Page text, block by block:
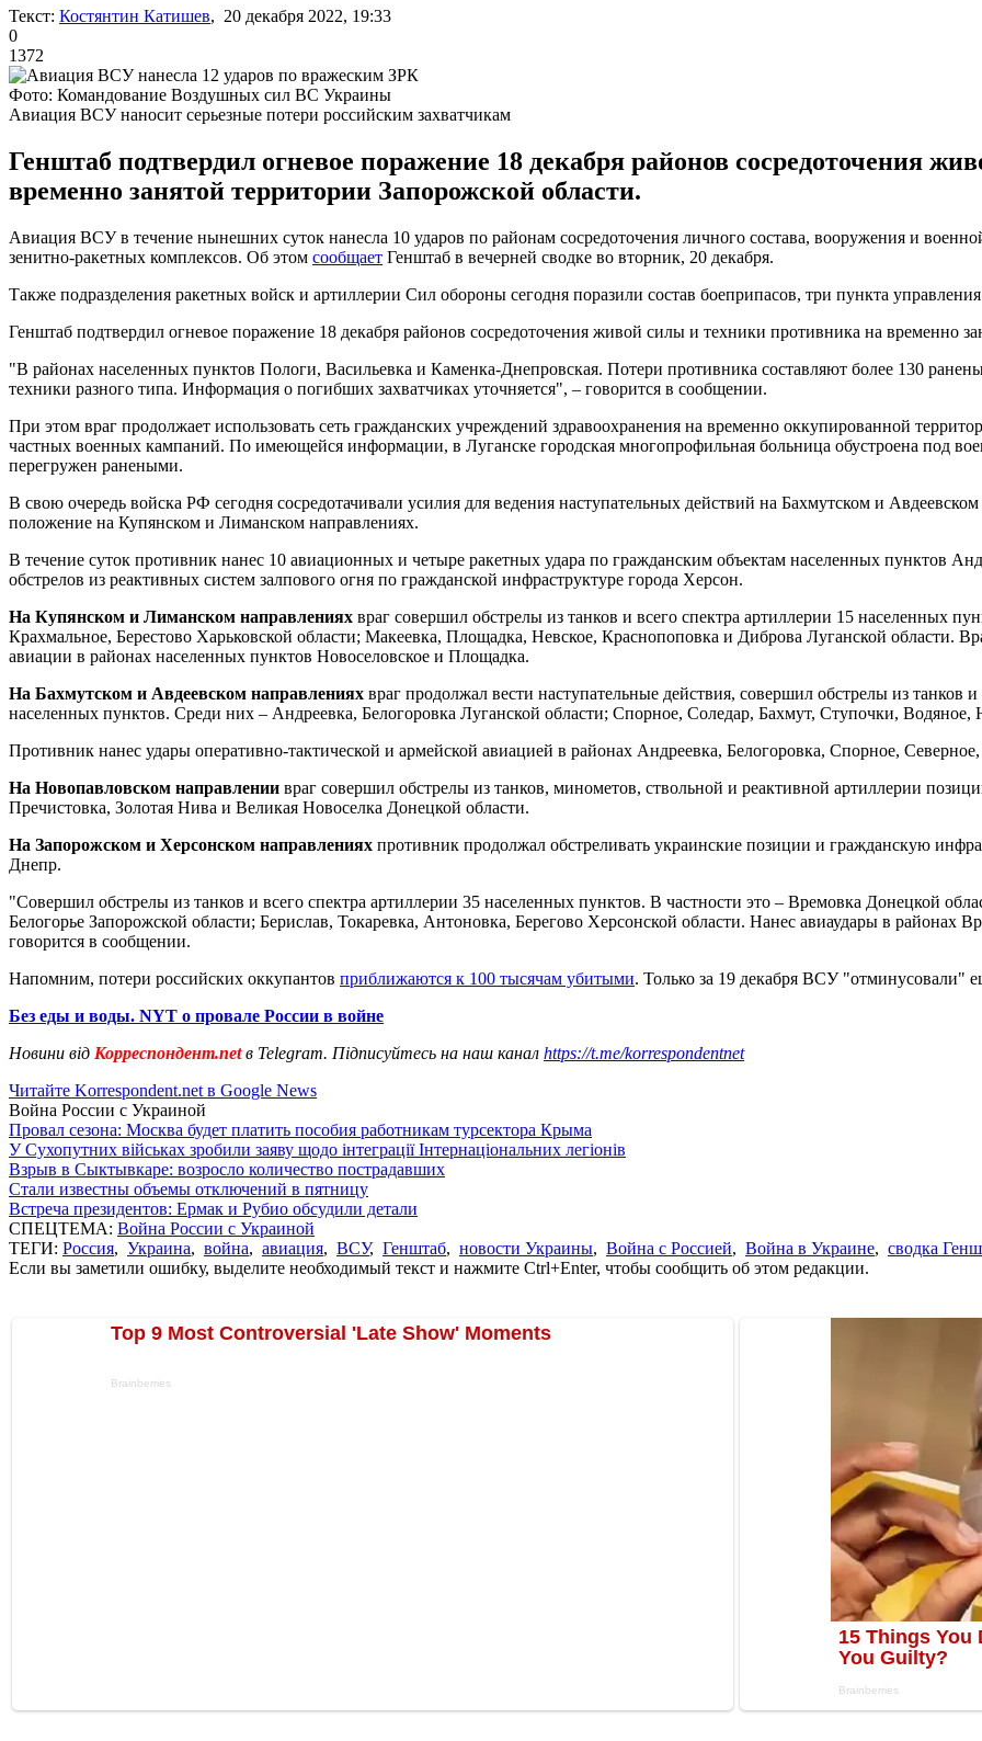
Текст: Костянтин Катишев, 20 декабря 2022, 19:33
0
1372
Фото: Командование Воздушных сил ВС Украины
Авиация ВСУ наносит серьезные потери российским захватчикам
Генштаб подтвердил огневое поражение 18 декабря районов сосредоточения
временно занятой территории Запорожской области.
Авиация ВСУ в течение нынешних суток нанесла 10 ударов по районам сосредоточения личного состава, вооружения и
зенитно-ракетных комплексов. Об этом сообщает Генштаб в вечерней сводке во вторник, 20 декабря.
Также подразделения ракетных войск и артиллерии Сил обороны сегодня поразили состав боеприпасов, три пункта
Генштаб подтвердил огневое поражение 18 декабря районов сосредоточения живой силы и техники противника на временно
"В районах населенных пунктов Пологи, Васильевка и Каменка-Днепровская. Потери противника составляют более 130
техники разного типа. Информация о погибших захватчиках уточняется", – говорится в сообщении.
При этом враг продолжает использовать сеть гражданских учреждений здравоохранения на временно оккупированной
частных военных кампаний. По имеющейся информации, в Луганске городская многопрофильная больница обустроена под
перегружен ранеными.
В свою очередь войска РФ сегодня сосредотачивали усилия для ведения наступательных действий на Бахмутском и
положение на Купянском и Лиманском направлениях.
В течение суток противник нанес 10 авиационных и четыре ракетных удара по гражданским объектам населенных пунктов
обстрелов из реактивных систем залпового огня по гражданской инфраструктуре города Херсон.
На Купянском и Лиманском направлениях враг совершил обстрелы из танков и всего спектра артиллерии 15 населенных
Крахмальное, Берестово Харьковской области; Макеевка, Площадка, Невское, Краснопоповка и Диброва Луганской области.
авиации в районах населенных пунктов Новоселовское и Площадка.
На Бахмутском и Авдеевском направлениях враг продолжал вести наступательные действия, совершил обстрелы из
населенных пунктов. Среди них – Андреевка, Белогоровка Луганской области; Спорное, Соледар, Бахмут, Ступочки,
Противник нанес удары оперативно-тактической и армейской авиацией в районах Андреевка, Белогоровка, Спорное,
На Новопавловском направлении враг совершил обстрелы из танков, минометов, ствольной и реактивной артиллерии
Пречистовка, Золотая Нива и Великая Новоселка Донецкой области.
На Запорожском и Херсонском направлениях противник продолжал обстреливать украинские позиции и гражданскую
Днепр.
"Совершил обстрелы из танков и всего спектра артиллерии 35 населенных пунктов. В частности это – Времовка Донецкой
Белогорье Запорожской области; Берислав, Токаревка, Антоновка, Берегово Херсонской области. Нанес авиаудары в
говорится в сообщении.
Напомним, потери российских оккупантов приближаются к 100 тысячам убитыми. Только за 19 декабря ВСУ "отминусовали"
Без еды и воды. NYT о провале России в войне
Новини від Корреспондент.netв Telegram. Підписуйтесь на наш канал https://t.me/korrespondentnet
Читайте Korrespondent.net в Google News
Война России с Украиной
Провал сезона: Москва будет платить пособия работникам турсектора Крыма
У Сухопутних військах зробили заяву щодо інтеграції Інтернаціональних легіонів
Взрыв в Сыктывкаре: возросло количество пострадавших
Стали известны объемы отключений в пятницу
Встреча президентов: Ермак и Рубио обсудили детали
СПЕЦТЕМА: Война России с Украиной
ТЕГИ: Россия, Украина, война, авиация, ВСУ, Генштаб, новости Украины, Война с Россией, Война в Украине, сводка
Если вы заметили ошибку, выделите необходимый текст и нажмите Ctrl+Enter, чтобы сообщить об этом редакции.